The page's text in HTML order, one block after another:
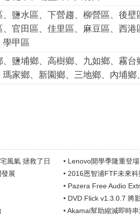
、鹽水區、下營趨、柳營區、後壁
、官田區、佳里區、麻豆區、西
學甲區
、鹽埔鄉、高樹鄉、九如鄉、霧
瑪家鄉、新園鄉、三地鄉、內埔鄉
風氣 拯救了日 • Lenovo開學季隆重登
展
• 2016恩智浦FTF未來
好前景
• Pazera Free Audio
的背景音樂..
• DVD Flick v1.3.0.7 將
•Akamai幫助縮減即時